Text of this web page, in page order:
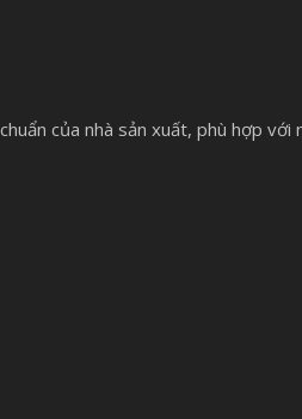
của nhà sản xuất, phù hợp với